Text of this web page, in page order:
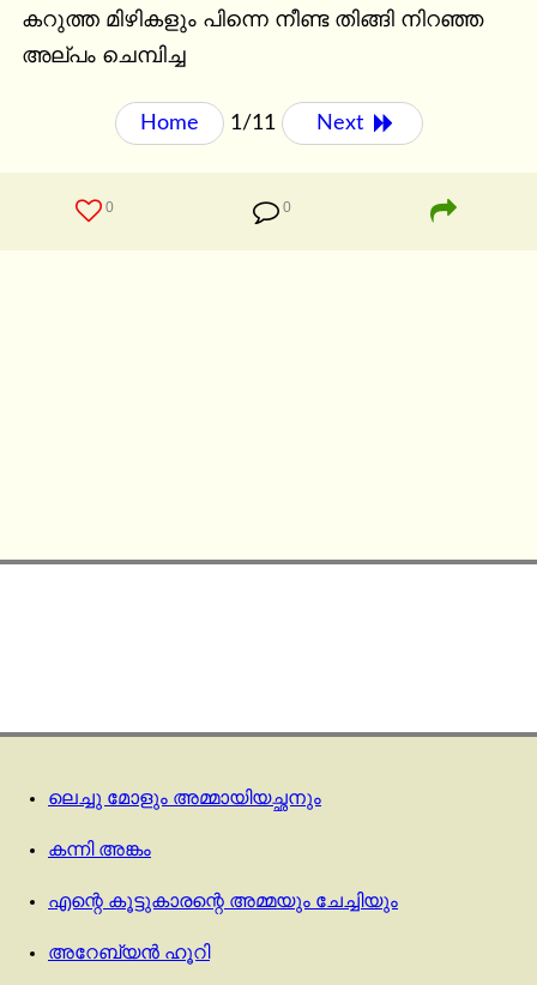
കറുത്ത മിഴികളും പിന്നെ നീണ്ട തിങ്ങി നിറഞ്ഞ
അല്പം ചെമ്പിച്ച
Home 1/11 Next
0 0
ലെച്ചു മോളും അമ്മായിയച്ഛനും
കന്നി അങ്കം
എന്റെ കൂട്ടുകാരന്റെ അമ്മയും ചേച്ചിയും
അറേബ്യൻ ഹൂറി